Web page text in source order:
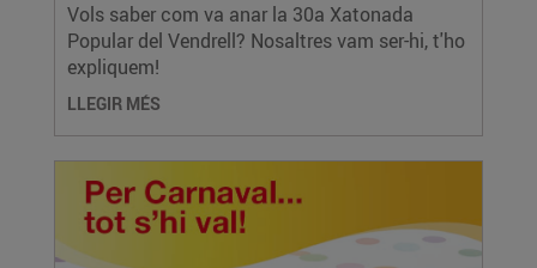
Vols saber com va anar la 30a Xatonada
Popular del Vendrell? Nosaltres vam ser-hi, t'ho
expliquem!
LLEGIR MÉS